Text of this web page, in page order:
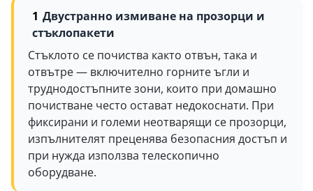
Двустранно измиване на прозорци и
стъклопакети
Стъклото се почиства както отвън, така и
отвътре — включително горните ъгли и
труднодостъпните зони, които при домашно
почистване често остават недокоснати. При
фиксирани и големи неотварящи се прозорци,
изпълнителят преценява безопасния достъп и
при нужда използва телескопично
оборудване.